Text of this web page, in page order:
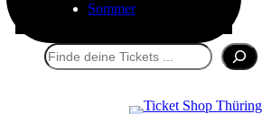
Sommer
Suchen